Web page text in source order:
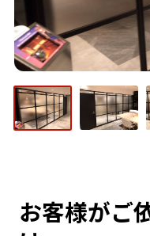
お客様がご